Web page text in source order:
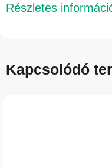
Részletes
Kapcsolódó